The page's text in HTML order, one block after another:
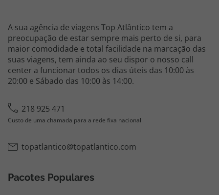
A sua agência de viagens Top Atlântico tem a
preocupação de estar sempre mais perto de si, para
maior comodidade e total facilidade na marcação das
suas viagens, tem ainda ao seu dispor o nosso call
center a funcionar todos os dias úteis das 10:00 às
20:00 e Sábado das 10:00 às 14:00.
218 925 471
Custo de uma chamada para a rede fixa nacional
topatlantico@topatlantico.com
Pacotes Populares